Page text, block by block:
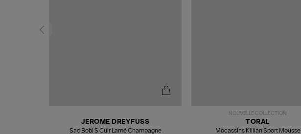
JEROME DREYFUSS
Sac Bobi S Cuir Lamé Champagne
NOUVELLE COLLECTION
TORAL
Mocassins Killian Sport Mousse